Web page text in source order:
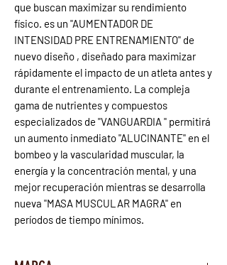
que buscan maximizar su rendimiento
físico. es un "AUMENTADOR DE
INTENSIDAD PRE ENTRENAMIENTO" de
nuevo diseño , diseñado para maximizar
rápidamente el impacto de un atleta antes y
durante el entrenamiento. La compleja
gama de nutrientes y compuestos
especializados de "VANGUARDIA " permitirá
un aumento inmediato "ALUCINANTE" en el
bombeo y la vascularidad muscular, la
energía y la concentración mental, y una
mejor recuperación mientras se desarrolla
nueva "MASA MUSCULAR MAGRA" en
períodos de tiempo mínimos.